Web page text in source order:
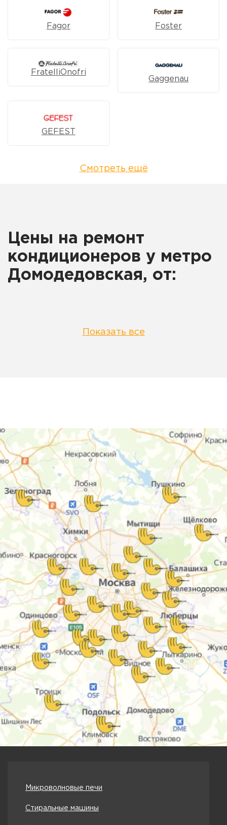
Fagor Foster
FratelliOnofri
Gaggenau
GEFEST
Смотреть ещё
Цены на ремонт
кондиционеров у метро
Домодедовская, от:
Показать все
Микроволновые печи
Стиральные машины